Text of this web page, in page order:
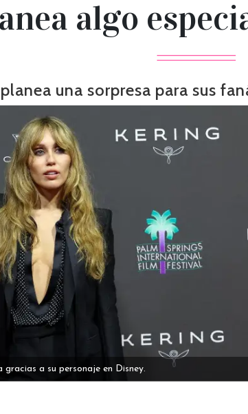
algo
una sorpresa para sus
a su personaje en Disney.